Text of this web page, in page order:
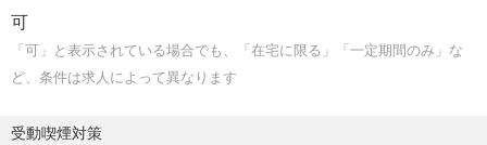
５．配属予定部署
ソリューション営業部 コーポレートアドバイザリーグル
ープ
６．その他
【福利厚生】
家賃補給金、住宅補給金制度
可
「可」と表示されている場合でも、「在宅に限る」「一定期間のみ」な
ど、条件は求人によって異なります
受動喫煙対策